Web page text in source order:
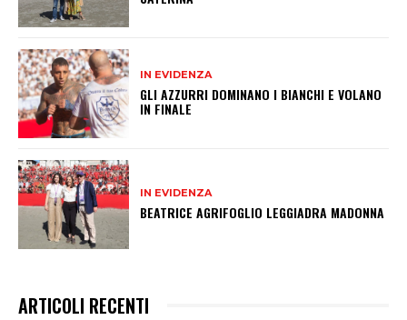
IN EVIDENZA
GLI AZZURRI DOMINANO I BIANCHI E VOLANO
IN FINALE
IN EVIDENZA
BEATRICE AGRIFOGLIO LEGGIADRA MADONNA
ARTICOLI RECENTI